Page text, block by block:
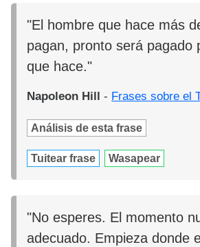
"El hombre que hace más
pagan, pronto será pagado
que hace."
Napoleon Hill - Frases sobre el
Análisis de esta frase
Tuitear frase Wasapear
"No esperes. El momento
adecuado. Empieza donde